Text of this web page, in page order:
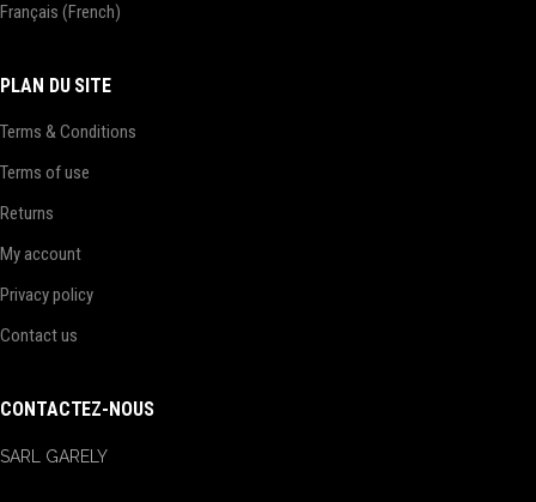
Français (French)
PLAN DU SITE
Terms & Conditions
Terms of use
Returns
My account
Privacy policy
Contact us
CONTACTEZ-NOUS
SARL GARELY